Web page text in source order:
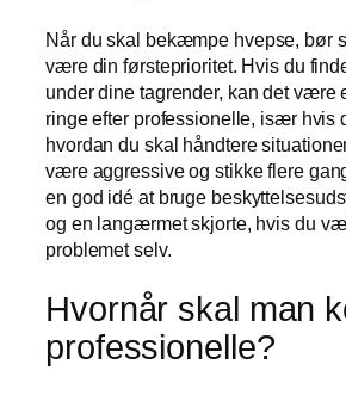
Når du skal bekæmpe hvepse, bør
være din førsteprioritet. Hvis du
under dine tagrender, kan det være
ringe efter professionelle, især hvis
hvordan du skal håndtere
være aggressive og stikke flere
en god idé at bruge
og en langærmet skjorte, hvis du
problemet selv.
Hvornår skal man
professionelle?